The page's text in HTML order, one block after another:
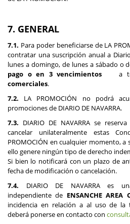
7. GENERAL
7.1. Para poder beneficiarse de LA
contratar una suscripción anual a
lunes a domingo, de lunes a sábado o
pago o en 3 vencimientos a
comerciales.
7.2. LA PROMOCIÓN no podrá
promociones de DIARIO DE NAVARRA.
7.3. DIARIO DE NAVARRA se
cancelar unilateralmente estas
PROMOCIÓN en cualquier momento, a
ello genere ningún tipo de derecho
Si bien lo notificará con un plazo de
fecha de modificación o cancelación.
7.4. DIARIO DE NAVARRA es
independiente de ENSANCHE AREA
incidencia en relación a al uso de la
deberá ponerse en contacto con